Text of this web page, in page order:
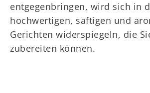
entgegenbringen, wird sich in
hochwertigen, saftigen und
Gerichten widerspiegeln, die
zubereiten können.